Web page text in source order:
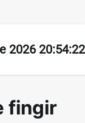
2026 20:54:22
fingir